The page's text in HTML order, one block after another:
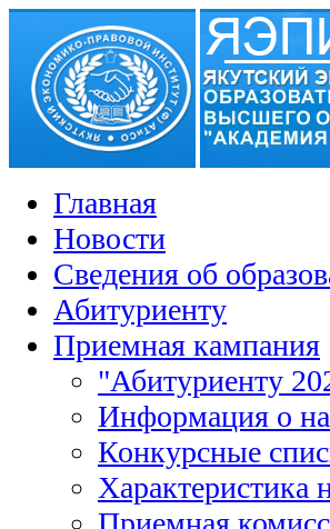
Главная
Новости
Сведения об
Абитуриенту
Приемная кампания
"Абитуриенту
Информация о
Конкурсные
Характеристика